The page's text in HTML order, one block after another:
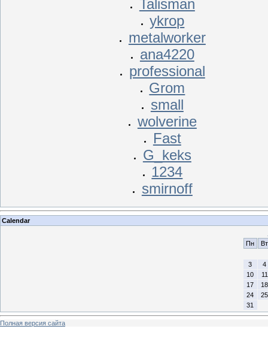
Talisman
ykrop
metalworker
ana4220
professional
Grom
small
wolverine
Fast
G_keks
1234
smirnoff
Calendar
Пн
Вт
3
4
10
11
17
18
24
25
31
Полная версия сайта